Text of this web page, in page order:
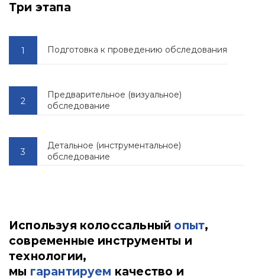
Три этапа
Подготовка к проведению обследования
Предварительное (визуальное)
обследование
Детальное (инструментальное)
обследование
Используя колоссальный опыт,
современные инструменты и
технологии,
мы гарантируем качество и